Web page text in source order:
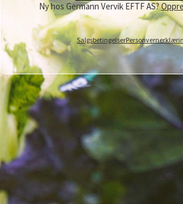
Ny hos Germann Vervik EFTF AS?
Salgsbetingelser